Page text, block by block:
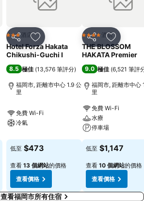
分享 放到收藏夾
3 星級酒店
Hotel Forza Hakata
Chikushi-Guchi Ⅰ
8.5 極佳 (13,576 筆評分)
福岡市, 距離市中心 1.9 公
里
免費 Wi-Fi
冷氣
低至 $473
查看 13 個網站的價格
查看價格
分享 放到收藏
4 星級 酒店
THE BLOSSOM
HAKATA Premier
9.0 極佳 (6,521 筆評
福岡市, 距離市中心
里
免費 Wi-Fi
水療
停車場
低至 $1,147
查看 10 個網站的價格
查看價格
查看福岡市所有住宿